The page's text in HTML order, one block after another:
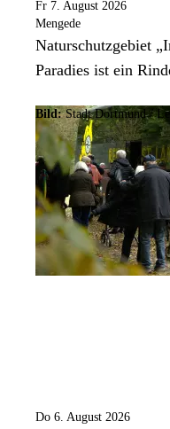
Fr 7. August 2026
Mengede
Naturschutzgebiet
Paradies ist ein
Bild: Stadt Dortmund /
Do 6. August 2026